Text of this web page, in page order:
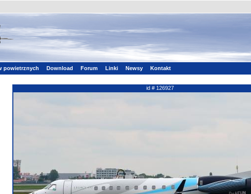
powietrznych Download Forum Linki Newsy Kontakt
id # 126927